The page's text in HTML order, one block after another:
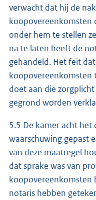
verwacht dat hij de
koopovereenkomsten
onder hem te stellen
na te laten heeft de
gehandeld. Het feit
koopovereenkomsten
doet aan die
gegrond worden
5.5 De kamer acht het
waarschuwing gepast
van deze maatregel
dat sprake was van
koopovereenkomsten
notaris hebben